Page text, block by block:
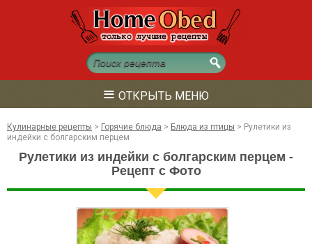
≡ ОТКРЫТЬ МЕНЮ
Кулинарные рецепты > Горячие блюда > Блюда из птицы > Рулетики из
индейки с болгарским перцем
Рулетики из индейки с болгарским перцем -
Рецепт с Фото